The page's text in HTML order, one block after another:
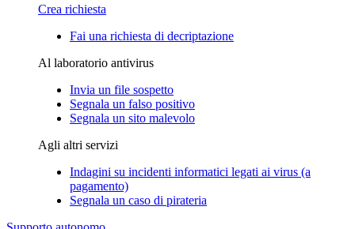
Crea richiesta
Fai una richiesta di decriptazione
Al laboratorio antivirus
Invia un file sospetto
Segnala un falso positivo
Segnala un sito malevolo
Agli altri servizi
Indagini su incidenti informatici legati ai virus (a
pagamento)
Segnala un caso di pirateria